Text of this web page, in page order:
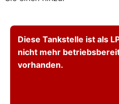
Diese Tankstelle ist als
nicht mehr
vorhanden.